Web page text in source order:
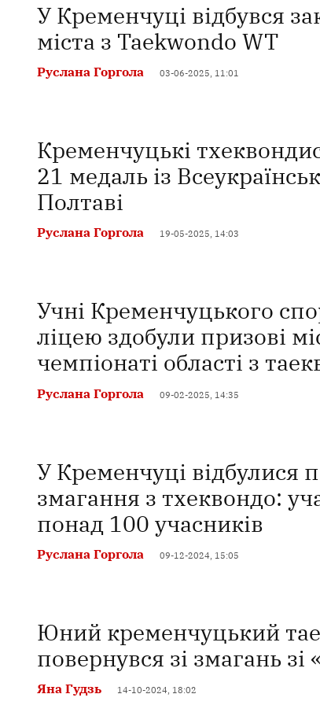
У Кременчуці відбувся
міста з Taekwondo WT
Руслана Горгола 03-06-2025, 11:01
Кременчуцькі
21 медаль із
Полтаві
Руслана Горгола 19-05-2025, 14:03
Учні Кременчуцького
ліцею здобули призові
чемпіонаті області з
Руслана Горгола 09-02-2025, 14:35
У Кременчуці відбулися
змагання з тхеквондо:
понад 100 учасників
Руслана Горгола 09-12-2024, 15:05
Юний кременчуцький
повернувся зі змагань зі
Яна Гудзь 14-10-2024, 18:02